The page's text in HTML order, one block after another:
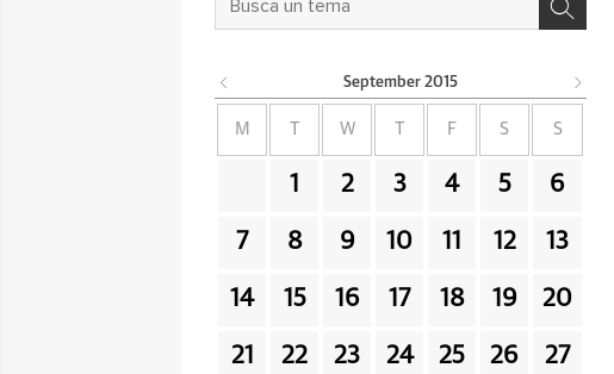
September 2015
M W F S S
1 2 3 4 5 6
7 8 9 10 11 12 13
14 15 16 17 18 19 20
21 22 23 24 25 26 27